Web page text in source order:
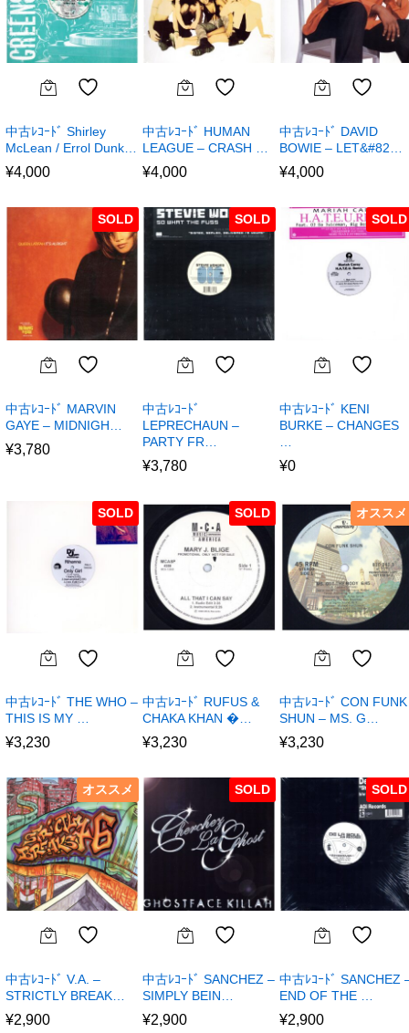
中古ﾚｺｰﾄﾞ Shirley
McLean / Errol Dunk…
¥4,000
中古ﾚｺｰﾄﾞ HUMAN
LEAGUE – CRASH …
¥4,000
中古ﾚｺｰﾄﾞ DAVID
BOWIE – LET&#82…
¥4,000
SOLD
中古ﾚｺｰﾄﾞ MARVIN
GAYE – MIDNIGH…
¥3,780
SOLD
中古ﾚｺｰﾄﾞ
LEPRECHAUN –
PARTY FR…
¥3,780
SOLD
中古ﾚｺｰﾄﾞ KENI
BURKE – CHANGES
¥0
SOLD
中古ﾚｺｰﾄﾞ THE WHO –
THIS IS MY …
¥3,230
SOLD
中古ﾚｺｰﾄﾞ RUFUS &
CHAKA KHAN �…
¥3,230
オススメ
中古ﾚｺｰﾄﾞ CON FUNK
SHUN – MS. G…
¥3,230
オススメ
中古ﾚｺｰﾄﾞ V.A. –
STRICTLY BREAK…
¥2,900
SOLD
中古ﾚｺｰﾄﾞ SANCHEZ –
SIMPLY BEIN…
¥2,900
SOLD
中古ﾚｺｰﾄﾞ SANCHEZ
END OF THE …
¥2,900